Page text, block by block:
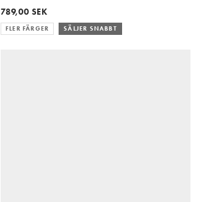
789,00 SEK
FLER FÄRGER SÄLJER SNABBT